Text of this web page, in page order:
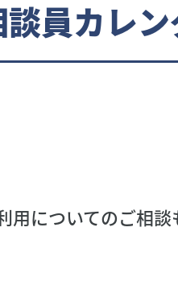
員カレ
用についてのご相談